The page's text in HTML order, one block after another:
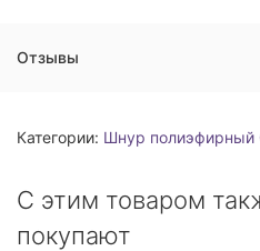
Отзывы
Категории: Шнур полиэфирный
С этим товаром
покупают